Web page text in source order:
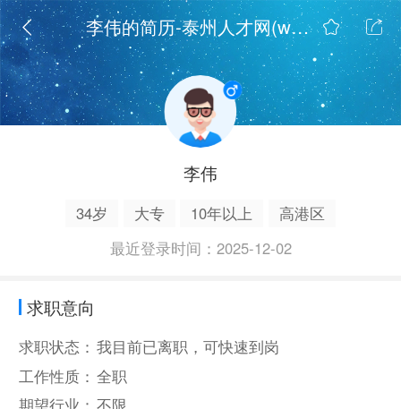
李伟的简历-泰州人才网(www.xtzr.cn)
李伟
34岁 大专 10年以上
高港区
最近登录时间：2025-12-02
求职意向
求职状态： 我目前已离职，可快速到岗
工作性质： 全职